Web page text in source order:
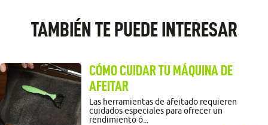
TAMBIÉN TE PUEDE INTERESAR
CÓMO CUIDAR TU MÁQUINA DE
AFEITAR
Las herramientas de afeitado requieren
cuidados especiales para ofrecer un
rendimiento ó...